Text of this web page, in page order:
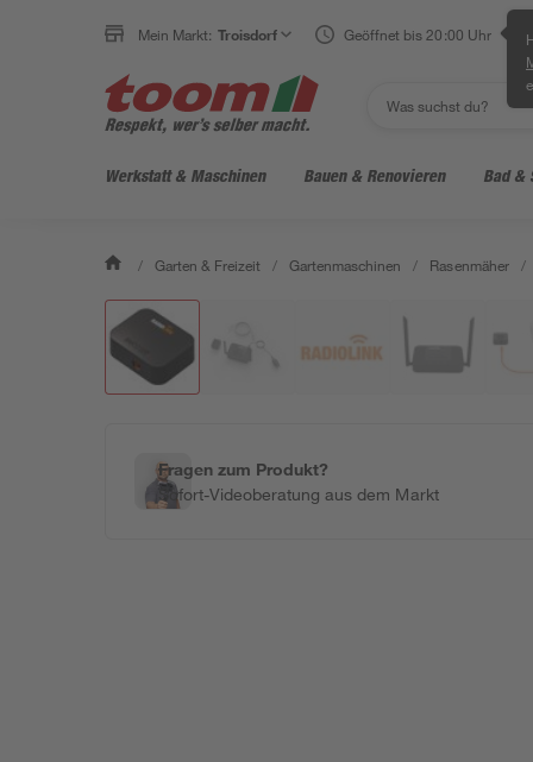
Mein Markt: Troisdorf Geöffnet bis 20:00 Uhr
Werkstatt & Maschinen Bauen & Renovieren Bad &
/ Garten & Freizeit / Gartenmaschinen / Rasenmäher /
Fragen zum Produkt?
Sofort-Videoberatung aus dem Markt